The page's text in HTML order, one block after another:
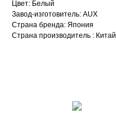
Цвет: Белый
Завод-изготовитель: AUX
Страна бренда: Япония
Страна производитель : Китай